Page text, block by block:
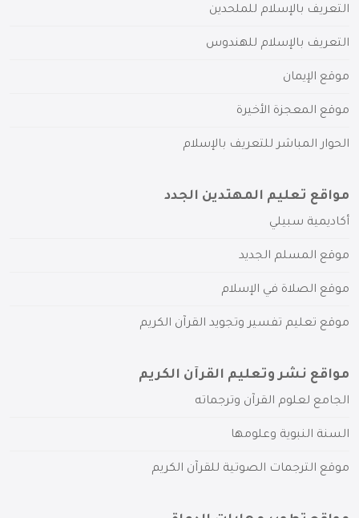
التعريف بالإسلام للملحدين
التعريف بالإسلام للهندوس
موقع الإيمان
موقع المعجزة الأخيرة
الحوار المباشر للتعريف بالإسلام
مواقع تعليم المهتدين الجدد
أكاديمية سبيلي
موقع المسلم الجديد
موقع الصلاة في الإسلام
موقع تعليم تفسير وتجويد القرآن الكريم
مواقع نشر وتعليم القرآن الكريم
الجامع لعلوم القرآن وترجماته
السنة النبوية وعلومها
موقع الترجمات الصوتية للقرآن الكريم